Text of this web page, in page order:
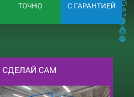
ТОЧНО С ГАРАНТИЕЙ
СДЕЛАЙ САМ